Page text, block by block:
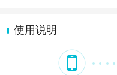
使用说明